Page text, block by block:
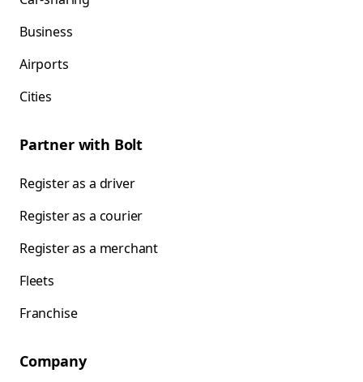
Business
Airports
Cities
Partner with Bolt
Register as a driver
Register as a courier
Register as a merchant
Fleets
Franchise
Company